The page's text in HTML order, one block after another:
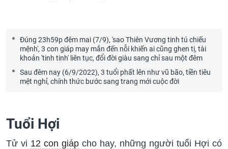
Đúng 23h59p đêm mai (7/9), 'sao Thiên Vương tinh tú chiếu
mệnh', 3 con giáp may mắn đến nỗi khiến ai cũng ghen tị, tài
khoản 'tinh tinh' liên tục, đổi đời giàu sang chỉ sau một đêm
Sau đêm nay (6/9/2022), 3 tuổi phất lên như vũ bão, tiền tiêu
mệt nghỉ, chính thức bước sang trang mới cuộc đời
Tuổi Hợi
Tử vi 12 con giáp cho hay, những người tuổi Hợi có